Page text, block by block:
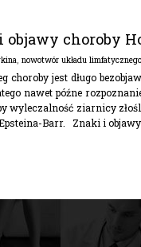
choroby
, nowotwór układu limfatycznego
choroby jest długo
nawet późne
wyleczalność ziarnicy
Barr. Znaki i objawy